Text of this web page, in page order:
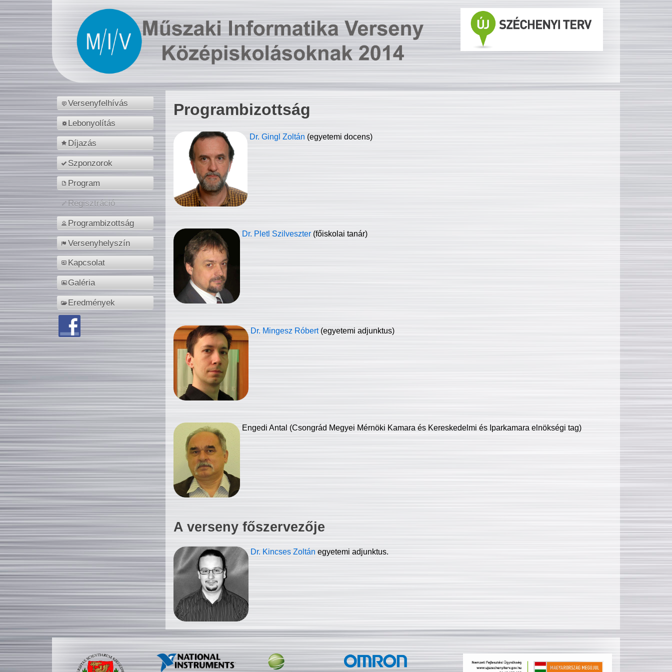
Versenyfelhívás
Lebonyolítás
Díjazás
Szponzorok
Program
Regisztráció
Programbizottság
Versenyhelyszín
Kapcsolat
Galéria
Eredmények
Programbizottság
Dr. Gingl Zoltán (egyetemi docens)
Dr. Pletl Szilveszter (főiskolai tanár)
Dr. Mingesz Róbert (egyetemi adjunktus)
Engedi Antal (Csongrád Megyei Mérnöki Kamara és Kereskedelmi és Iparkamara elnökségi tag)
A verseny főszervezője
Dr. Kincses Zoltán egyetemi adjunktus.